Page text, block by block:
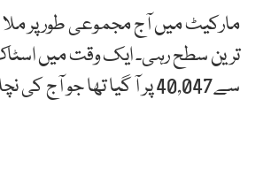
سے40,047 پر آ گیا تھا جو آج کی نچلی ترین سطح رہی۔